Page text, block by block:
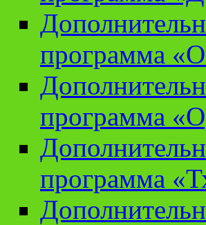
программа
программа
программа